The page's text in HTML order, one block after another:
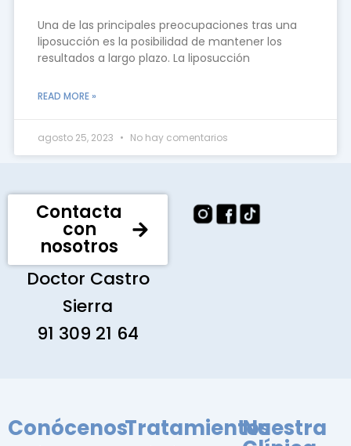
Una de las principales preocupaciones tras una
liposucción es la posibilidad de mantener los
resultados a largo plazo. La liposucción
READ MORE »
agosto 25, 2023 No hay comentarios
Contacta
con
nosotros
Doctor Castro
Sierra
91 309 21 64
ConócenosTratamientosNuestra